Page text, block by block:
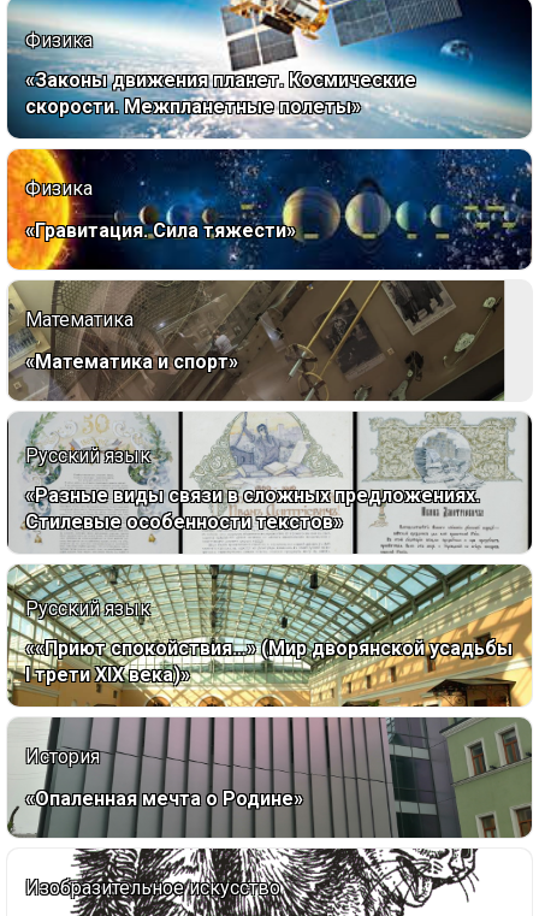
Физика
«Законы движения планет. Космические
скорости. Межпланетные полеты»
Физика
«Гравитация. Сила тяжести»
Математика
«Математика и спорт»
Русский язык
«Разные виды связи в сложных предложениях.
Стилевые особенности текстов»
Русский язык
««Приют спокойствия…» (Мир дворянской усадьбы
I трети XIX века)»
История
«Опаленная мечта о Родине»
Изобразительное искусство